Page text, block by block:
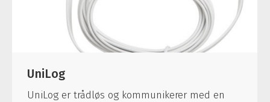
UniLog
UniLog er trådløs og kommunikerer med en